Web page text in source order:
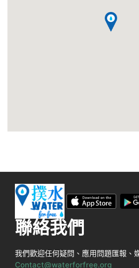
聯絡我們
我們歡迎任何疑問、應用問題匯報、
Contact@waterforfree.org